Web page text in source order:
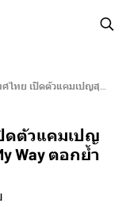
Real Wellness My Way ตอกย้ำจุดยืนแบรนด์ใหม่ล่าสุด
ดตัวแคมเปญ
Way ตอกย้ำ